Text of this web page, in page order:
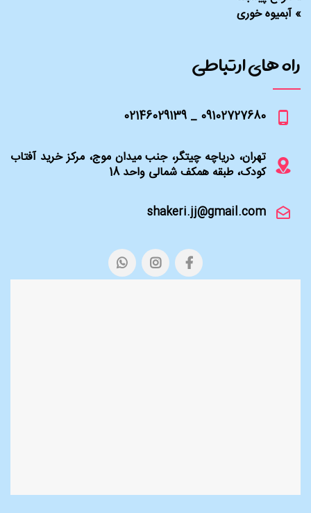
راه های ارتباطی
09102727680 _ 02146029139
تهران، دریاچه چیتگر، جنب میدان موج، مرکز خرید آفتاب
کودک، طبقه همکف شمالی واحد 18
shakeri.jj@gmail.com
»آبمیوه خوری